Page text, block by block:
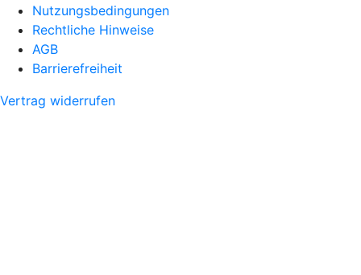
Nutzungsbedingungen
Rechtliche Hinweise
AGB
Barrierefreiheit
Vertrag widerrufen